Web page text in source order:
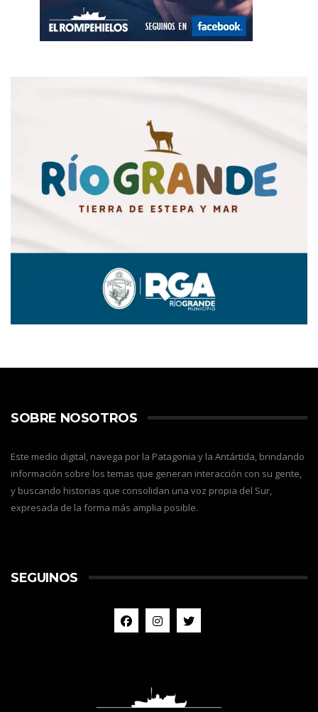
SOBRE NOSOTROS
Este medio digital, navega por la Patagonia y la Antártida, brindando
información sobre los temas que generan interacción con su gente,
y buscando historias que consolidan una voz propia del Sur,
expresada de la forma más amplia posible.
SEGUINOS